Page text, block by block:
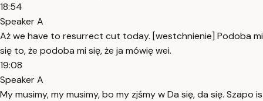
18:54
Speaker A
Aż we have to resurrect cut today. [westchnienie] Podoba mi
się to, że podoba mi się, że ja mówię wei.
19:08
Speaker A
My musimy, my musimy, bo my zjśmy w Da się, da się. Szapo is